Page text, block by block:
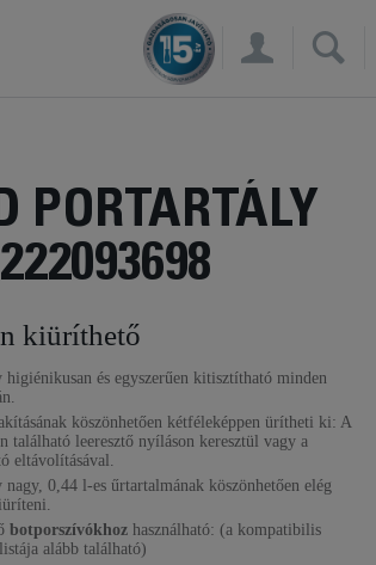
×
PORTARTÁLY
kiüríthető
és egyszerűen kitisztítható minden
köszönhetően kétféleképpen ürítheti ki: A
található leeresztő nyíláson keresztül vagy a
eltávolításával.
0,44 l-es űrtartalmának köszönhetően elég
botporszívókhoz használható: (a kompatibilis
alább található)